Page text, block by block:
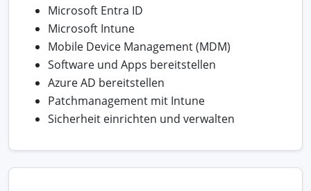
Microsoft Entra ID
Microsoft Intune
Mobile Device Management (MDM)
Software und Apps bereitstellen
Azure AD bereitstellen
Patchmanagement mit Intune
Sicherheit einrichten und verwalten